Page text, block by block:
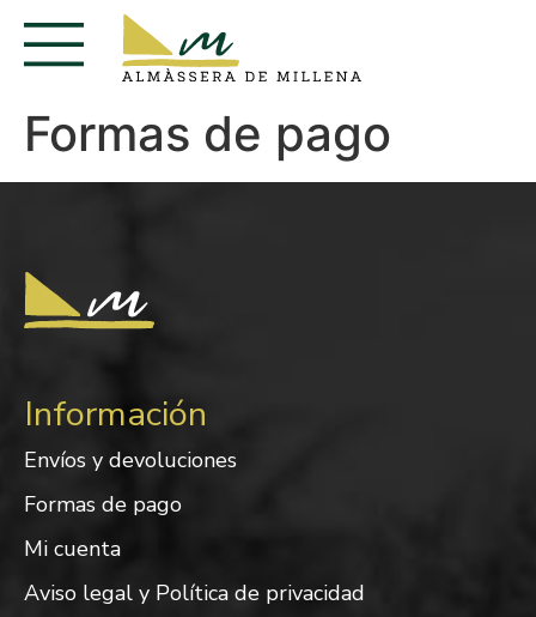
Formas de pago
Información
Envíos y devoluciones
Formas de pago
Mi cuenta
Aviso legal y Política de privacidad